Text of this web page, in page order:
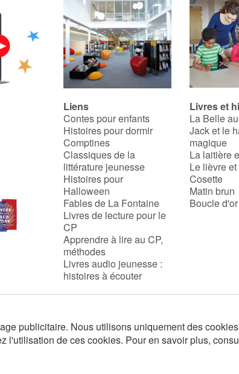
Liens
Contes pour enfants
Histoires pour dormir
Comptines
Classiques de la
littérature jeunesse
Histoires pour
Halloween
Fables de La Fontaine
Livres de lecture pour le
CP
Apprendre à lire au CP,
méthodes
Livres audio jeunesse :
histoires à écouter
Livres et
La Belle
Jack et le
magique
La laitière
Le lièvre
Cosette
Matin brun
Boucle
publicitaire. Nous utilisons uniquement des
l'utilisation de ces cookies. Pour en savoir plus,